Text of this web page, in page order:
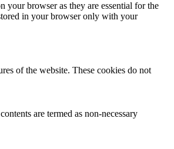
your browser as they are essential for the
in your browser only with your
of the website. These cookies do not
are termed as non-necessary